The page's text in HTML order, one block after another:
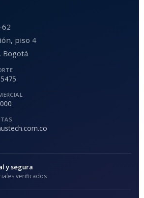
62
piso 4
Bogotá
y segura
verificados